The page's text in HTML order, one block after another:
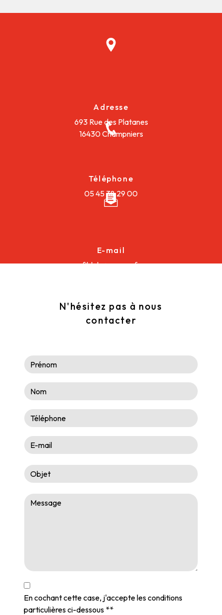
Adresse
693 Rue des Platanes
16430 Champniers
Téléphone
05 45 38 29 00
E-mail
fildalu@orange.fr
N'hésitez pas à nous
contacter
En cochant cette case, j'accepte les conditions
particulières ci-dessous **